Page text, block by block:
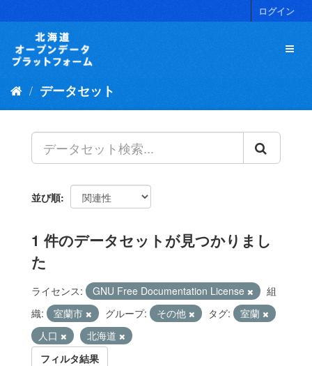
キ
ログイン
データセット
並び順
1 件のデータセットが見つかりまし
た
ライセンス: GNU Free Documentation License
組
織:
室蘭市 グループ: その他 タグ:
室蘭
人口
北海道
フィルタ結果